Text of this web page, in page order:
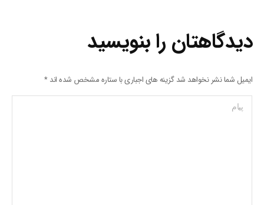
دیدگاهتان را بنویسید
ایمیل شما نشر نخواهد شد گزینه های اجباری با ستاره مشخص شده اند*
پیام